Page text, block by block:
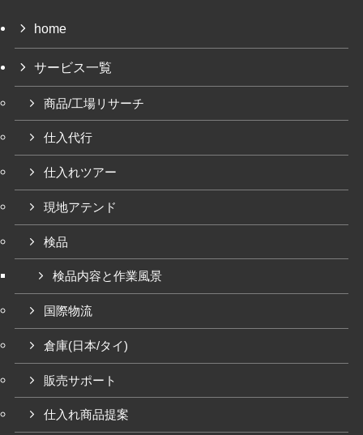
home
サービス一覧
商品/工場リサーチ
仕入代行
仕入れツアー
現地アテンド
検品
検品内容と作業風景
国際物流
倉庫(日本/タイ)
販売サポート
仕入れ商品提案